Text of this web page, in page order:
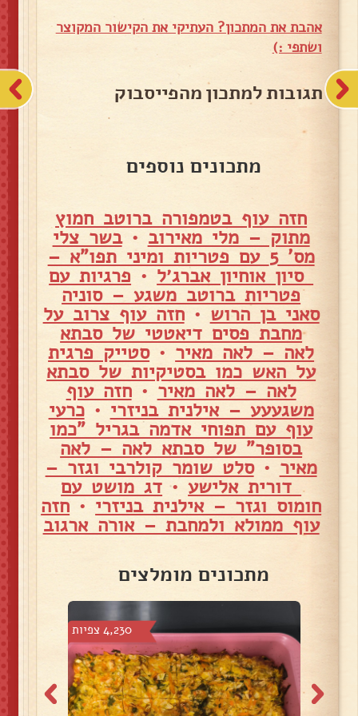
אהבת את המתכון? העתיקי את הקישור המקוצר
ושתפי :)
תגובות למתכון מהפייסבוק
מתכונים נוספים
חזה עוף בטמפורה ברוטב חמוץ
מתוק – מלי מאירוב •בשר צלי
מס' 5 עם פטריות ומיני תפו"א –
סיון אוחיון אברג׳ל • פרגיות עם
פטריות ברוטב משגע – סוניה
סאני בן הרוש •חזה עוף צרוב על
מחבת פסים דיאטטי של סבתא
לאה – לאה מאיר •סטייק פרגית
על האש כמו בסטיקיות של סבתא
לאה – לאה מאיר •חזה עוף
משגעעע – אילנית בניזרי •כרעי
עוף עם תפוחי אדמה בגריל "כמו
בסופר" של סבתא לאה – לאה
מאיר •סלט שומר קולרבי וגזר –
דורית אלישע• דג מושט עם
חומוס וגזר – אילנית בניזרי • חזה
עוף ממולא ולמחבת – אורה ארגוב
מתכונים מומלצים
4,230 צפיות